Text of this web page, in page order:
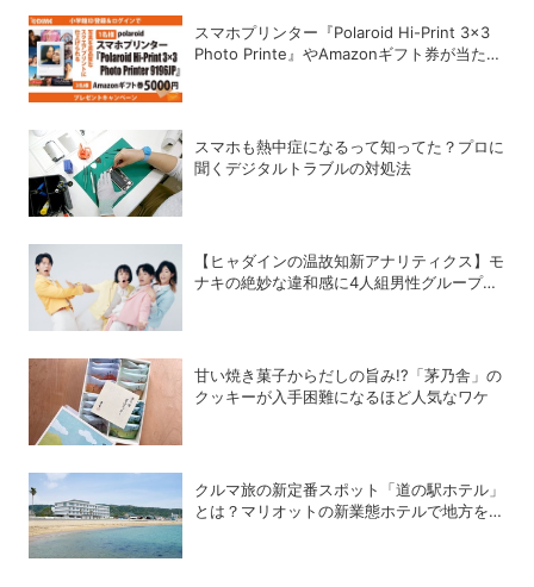
スマホプリンター『Polaroid Hi-Print 3×3
Photo Printe』やAmazonギフト券が当た
スマホも熱中症になるって知ってた？プロに
聞くデジタルトラブルの対処法
【ヒャダインの温故知新アナリティクス】モ
ナキの絶妙な違和感に4人組男性グループの
甘い焼き菓子からだしの旨み!?「茅乃舎」の
クッキーが入手困難になるほど人気なワケ
クルマ旅の新定番スポット「道の駅ホテル」
とは？マリオットの新業態ホテルで地方を満